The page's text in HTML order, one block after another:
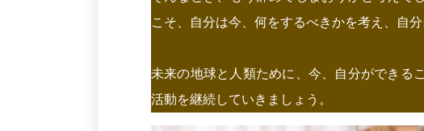
こそ、自分は今、何をするべきかを考え、自
未来の地球と人類ために、今、自分ができる
活動を継続していきましょう。